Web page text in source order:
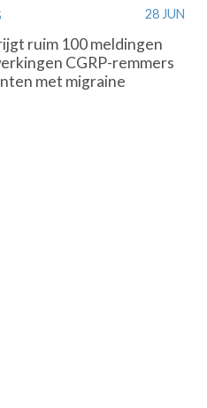
28 JUN
ruim 100 meldingen
CGRP-remmers
met migraine